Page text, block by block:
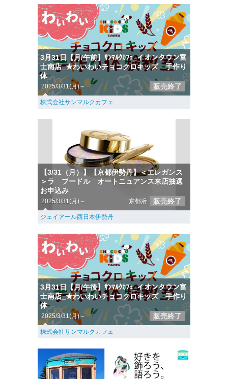
3月31日【月/午前】ｻﾝﾏﾙｸｶﾌｪ_イオンタウン富
士南店_★わいわいチョコクロキッズ 手作り
体
2025/3/31(月)～ 販売終了
株式会社サンマルクカフェ
【3/31（月）】【京都伊勢丹】＜エレガンス
＞ラ プードル オートニュアンス来店抽選
お申込み
2025/3/31(月)～ 京都府 販売終了
ジェイアール西日本伊勢丹
3月31日【月/午後】ｻﾝﾏﾙｸｶﾌｪ_イオンタウン富
士南店_★わいわいチョコクロキッズ 手作り
体
2025/3/31(月)～ 販売終了
株式会社サンマルクカフェ